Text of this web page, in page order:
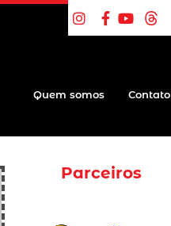
Quem somos Contato
Parceiros